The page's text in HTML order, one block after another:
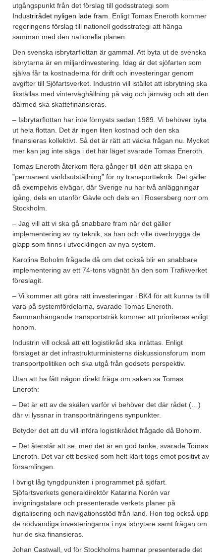
utgångspunkt från det förslag till godsstrategi som
Industrirådet nyligen lade fram . Enligt Tomas Eneroth kommer
regeringens förslag till nationell godsstrategi att hänga
samman med den nationella planen.
Den svenska isbrytarflottan är gammal. Att byta ut de svenska
isbrytarna är en miljardinvestering. Idag är det sjöfarten som
själva får ta kostnaderna för drift och investeringar genom
avgifter till Sjöfartsverket. Industrin vill istället att isbrytning ska
likställas med vinterväghållning på väg och järnväg och att den
därmed ska skattefinansieras.
– Isbrytarflottan har inte förnyats sedan 1989. Vi behöver byta
ut hela flottan. Det är ingen liten kostnad och den ska
finansieras kollektivt. Så det är rätt att väcka frågan nu. Mycket
mer kan jag inte säga i det här läget svarade Tomas Eneroth.
Tomas Eneroth återkom flera gånger till idén att skapa en
”permanent världsutställning” för ny transportteknik. Det gäller
då exempelvis elvägar, där Sverige nu har två anläggningar
igång, dels en utanför Gävle och dels en i Rosersberg norr om
Stockholm.
– Jag vill att vi ska gå snabbare fram när det gäller
implementering av ny teknik, sa han och ville överbrygga de
glapp som finns i utvecklingen av nya system.
Karolina Boholm frågade då om det också blir en snabbare
implementering av ett 74-tons vägnät än den som Trafikverket
föreslagit.
– Vi kommer att göra rätt investeringar i BK4 för att kunna ta till
vara på systemfördelarna, svarade Tomas Eneroth.
Sammanhängande transportstråk kommer att prioriteras enligt
honom.
Industrin vill också att ett logistikråd ska inrättas. Enligt
förslaget är det infrastrukturministerns diskussionsforum inom
transportpolitiken och ska utgå från godsets perspektiv.
Utan att ha fått någon direkt fråga om saken sa Tomas
Eneroth:
– Det är ett av de skälen varför vi behöver det där rådet (…)
där vi lyssnar in transportnäringens synpunkter.
Betyder det att du vill införa logistikrådet frågade då Boholm.
– Det återstår att se, men det är en god tanke, svarade Tomas
Eneroth. Det var ett besked som helt klart togs emot positivt av
församlingen.
I övrigt låg tyngdpunkten i programmet på sjöfart.
Sjöfartsverkets generaldirektör Katarina Norén var
invigningstalare och presenterade verkets planer på
digitalisering och navigationsstöd från land. Hon tog också upp
de nödvändiga investeringarna i nya isbrytare samt frågan om
hur de ska finansieras.
Johan Castwall, vd för Stockholms hamnar presenterade det